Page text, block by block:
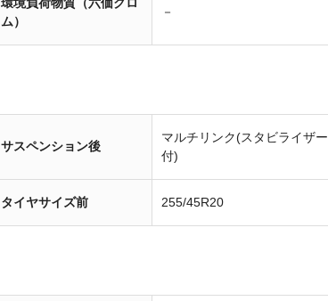
ム）
－
サスペンション後
マルチリンク(スタビライザー
付)
タイヤサイズ前 255/45R20